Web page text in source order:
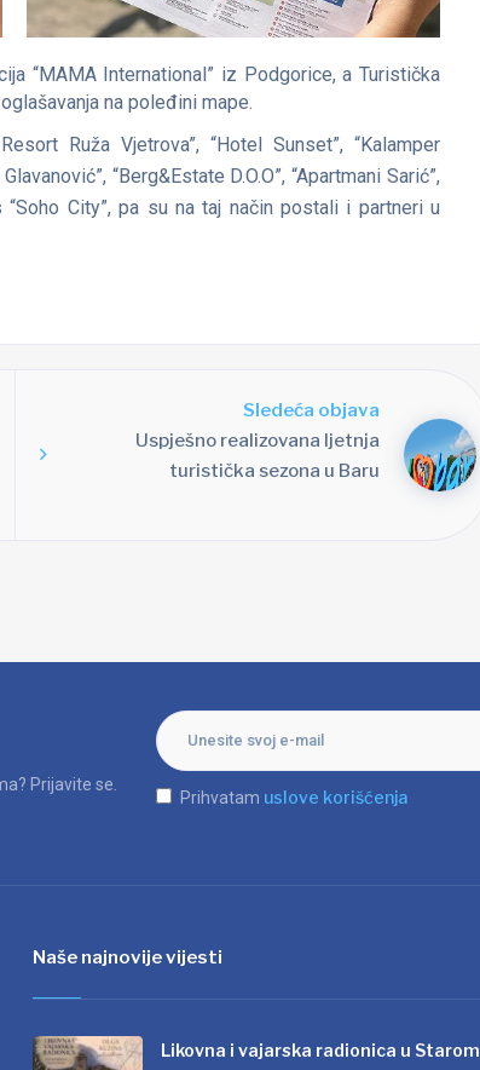
“MAMA International” iz Podgorice, a Turistička
na poleđini mape.
Ruža Vjetrova”, “Hotel Sunset”, “Kalamper
“Berg&Estate D.O.O”, “Apartmani Sarić”,
“Soho City”, pa su na taj način postali i partneri u
Sledeća objava
Uspješno realizovana ljetnja
turistička sezona u Baru
Prijavite se.
Prihvatam uslove korišćenja
Naše najnovije vijesti
Likovna i vajarska radionica u Starom